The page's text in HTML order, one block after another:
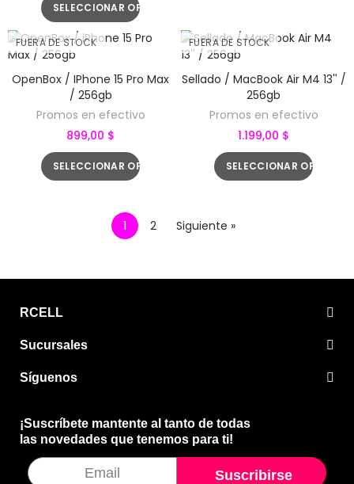
SELECCIONAR OPCIONES
FUERA DE STOCK
OpenBox / IPhone 15 Pro Max
/ 256gb
Promos en efectivo
899,00 $
SELECCIONAR OPCIONES
FUERA DE STOCK
Sellado / MacBook Air M4 13'' /
256gb
Promos en efectivo
1.199,00 $
SELECCIONAR OPCIONES
1 2 Siguiente »
RCELL
Sucursales
Síguenos
¡Suscríbete mantente al tanto de todas
las novedades que tenemos para ti!
Suscribirse